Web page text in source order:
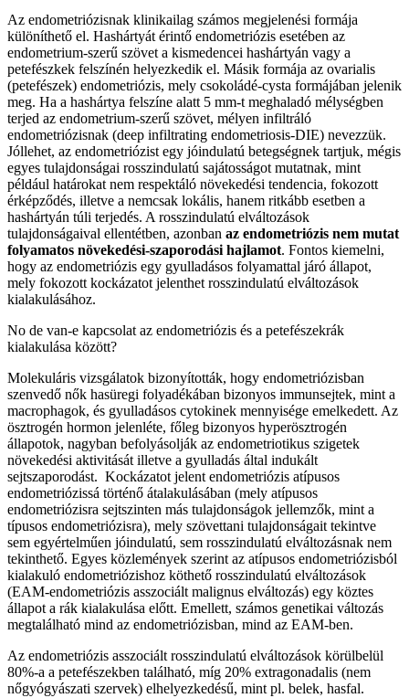
Az endometriózisnak klinikailag számos megjelenési formája
különíthető el. Hashártyát érintő endometriózis esetében az
endometrium-szerű szövet a kismedencei hashártyán vagy a
petefészkek felszínén helyezkedik el. Másik formája az ovarialis
(petefészek) endometriózis, mely csokoládé-cysta formájában jelenik
meg. Ha a hashártya felszíne alatt 5 mm-t meghaladó mélységben
terjed az endometrium-szerű szövet, mélyen infiltráló
endometriózisnak (deep infiltrating endometriosis-DIE) nevezzük.
Jóllehet, az endometriózist egy jóindulatú betegségnek tartjuk, mégis
egyes tulajdonságai rosszindulatú sajátosságot mutatnak, mint
például határokat nem respektáló növekedési tendencia, fokozott
érképződés, illetve a nemcsak lokális, hanem ritkább esetben a
hashártyán túli terjedés. A rosszindulatú elváltozások
tulajdonságaival ellentétben, azonban az endometriózis nem mutat
folyamatos növekedési-szaporodási hajlamot. Fontos kiemelni,
hogy az endometriózis egy gyulladásos folyamattal járó állapot,
mely fokozott kockázatot jelenthet rosszindulatú elváltozások
kialakulásához.
No de van-e kapcsolat az endometriózis és a petefészekrák
kialakulása között?
Molekuláris vizsgálatok bizonyították, hogy endometriózisban
szenvedő nők hasüregi folyadékában bizonyos immunsejtek, mint a
macrophagok, és gyulladásos cytokinek mennyisége emelkedett. Az
ösztrogén hormon jelenléte, főleg bizonyos hyperösztrogén
állapotok, nagyban befolyásolják az endometriotikus szigetek
növekedési aktivitását illetve a gyulladás által indukált
sejtszaporodást. Kockázatot jelent endometriózis atípusos
endometriózissá történő átalakulásában (mely atípusos
endometriózisra sejtszinten más tulajdonságok jellemzők, mint a
típusos endometriózisra), mely szövettani tulajdonságait tekintve
sem egyértelműen jóindulatú, sem rosszindulatú elváltozásnak nem
tekinthető. Egyes közlemények szerint az atípusos endometriózisból
kialakuló endometriózishoz köthető rosszindulatú elváltozások
(EAM-endometriózis asszociált malignus elváltozás) egy köztes
állapot a rák kialakulása előtt. Emellett, számos genetikai változás
megtalálható mind az endometriózisban, mind az EAM-ben.
Az endometriózis asszociált rosszindulatú elváltozások körülbelül
80%-a a petefészekben található, míg 20% extragonadalis (nem
nőgyógyászati szervek) elhelyezkedésű, mint pl. belek, hasfal.